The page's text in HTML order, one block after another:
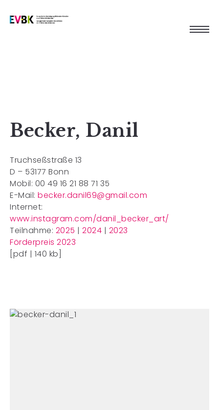
Becker, Danil
Truchseßstraße 13
D – 53177 Bonn
Mobil: 00 49 16 21 88 71 35
E-Mail: becker.danil69@gmail.com
Internet:
www.instagram.com/danil_becker_art/
Teilnahme: 2025 | 2024 | 2023
Förderpreis 2023
[pdf | 140 kb]